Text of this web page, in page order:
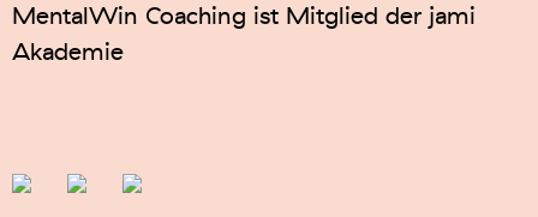
MentalWin Coaching ist Mitglied der jami
Akademie